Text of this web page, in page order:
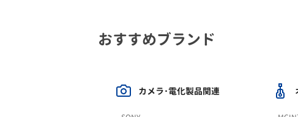
おすすめブランド
カメラ･電化製品関連